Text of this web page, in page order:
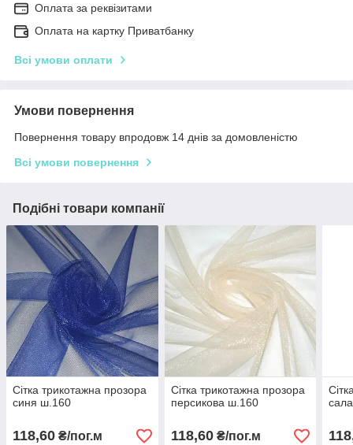
Оплата за реквізитами
Оплата на картку Приватбанку
Всі умови оплати
Умови повернення
Повернення товару впродовж 14 днів за домовленістю
Всі умови повернення
Подібні товари компанії
Сітка трикотажна прозора
синя ш.160
118,60 ₴/пог.м
Сітка трикотажна прозора
персикова ш.160
118,60₴/пог.м